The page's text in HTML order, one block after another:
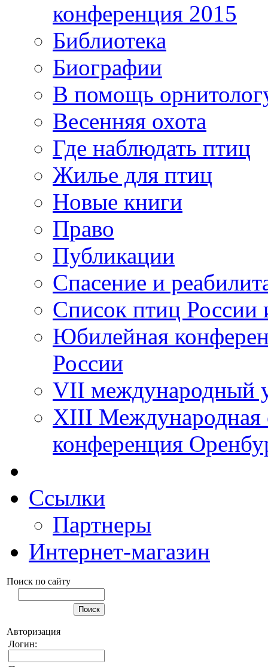
конференция 2015
Библиотека
Биографии
В помощь
Весенняя охота
Где наблюдать птиц
Жилье для птиц
Новые книги
Право
Публикации
Спасение и
Список птиц России
Юбилейная
России
VII международный
XIII Международная
конференция
Ссылки
Партнеры
Интернет-магазин
Поиск по сайту
Авторизация
Логин: